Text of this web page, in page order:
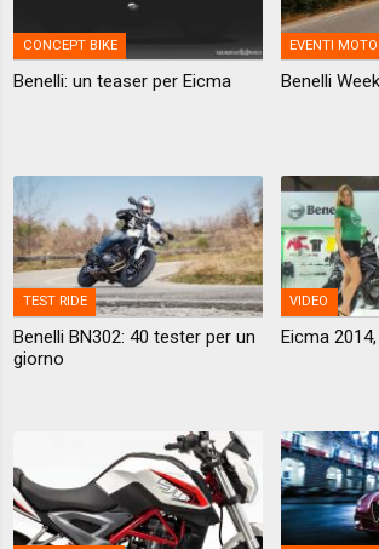
CONCEPT BIKE
Benelli: un teaser per Eicma
EVENTI MOTO
Benelli
TEST RIDE
Benelli BN302: 40 tester per un
giorno
VIDEO
Eicma